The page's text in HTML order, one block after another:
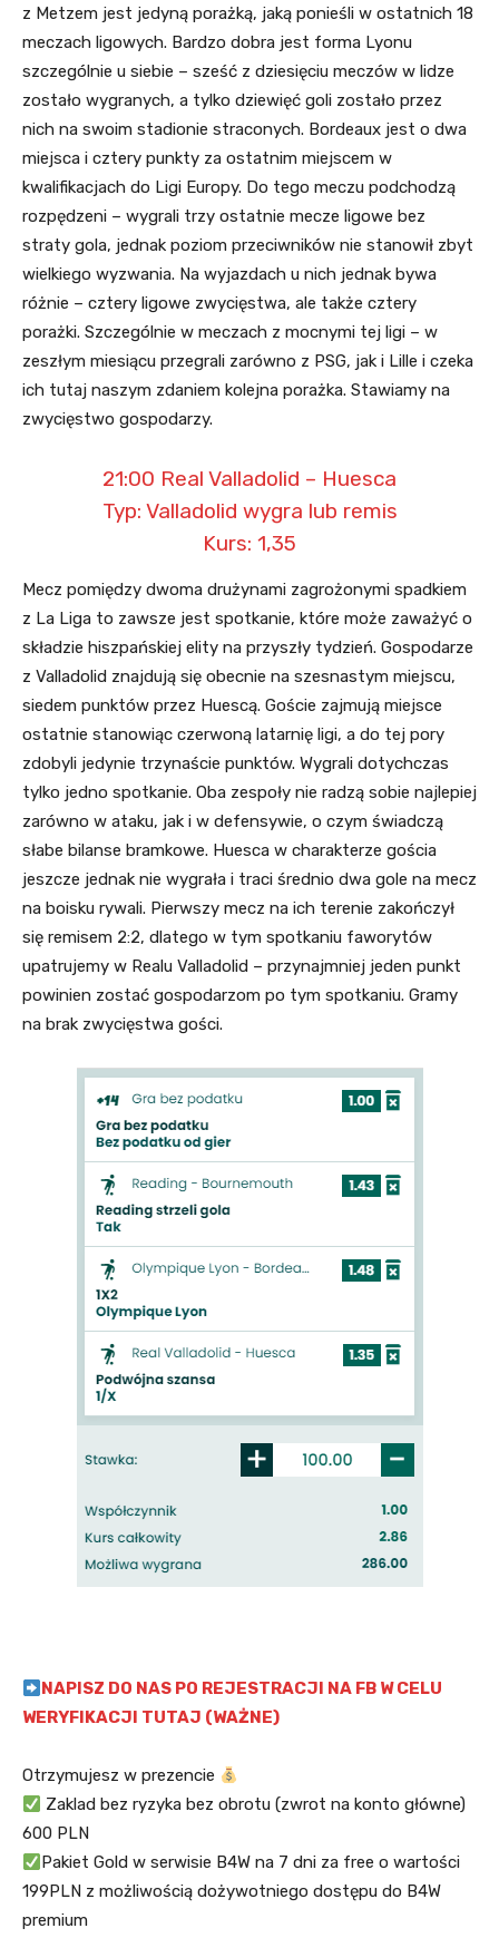
z Metzem jest jedyną porażką, jaką ponieśli w ostatnich 18
meczach ligowych. Bardzo dobra jest forma Lyonu
szczególnie u siebie – sześć z dziesięciu meczów w lidze
zostało wygranych, a tylko dziewięć goli zostało przez
nich na swoim stadionie straconych. Bordeaux jest o dwa
miejsca i cztery punkty za ostatnim miejscem w
kwalifikacjach do Ligi Europy. Do tego meczu podchodzą
rozpędzeni – wygrali trzy ostatnie mecze ligowe bez
straty gola, jednak poziom przeciwników nie stanowił zbyt
wielkiego wyzwania. Na wyjazdach u nich jednak bywa
różnie – cztery ligowe zwycięstwa, ale także cztery
porażki. Szczególnie w meczach z mocnymi tej ligi – w
zeszłym miesiącu przegrali zarówno z PSG, jak i Lille i czeka
ich tutaj naszym zdaniem kolejna porażka. Stawiamy na
zwycięstwo gospodarzy.
21:00 Real Valladolid – Huesca
Typ: Valladolid wygra lub remis
Kurs: 1,35
Mecz pomiędzy dwoma drużynami zagrożonymi spadkiem
z La Liga to zawsze jest spotkanie, które może zaważyć o
składzie hiszpańskiej elity na przyszły tydzień. Gospodarze
z Valladolid znajdują się obecnie na szesnastym miejscu,
siedem punktów przez Huescą. Goście zajmują miejsce
ostatnie stanowiąc czerwoną latarnię ligi, a do tej pory
zdobyli jedynie trzynaście punktów. Wygrali dotychczas
tylko jedno spotkanie. Oba zespoły nie radzą sobie najlepiej
zarówno w ataku, jak i w defensywie, o czym świadczą
słabe bilanse bramkowe. Huesca w charakterze gościa
jeszcze jednak nie wygrała i traci średnio dwa gole na mecz
na boisku rywali. Pierwszy mecz na ich terenie zakończył
się remisem 2:2, dlatego w tym spotkaniu faworytów
upatrujemy w Realu Valladolid – przynajmniej jeden punkt
powinien zostać gospodarzom po tym spotkaniu. Gramy
na brak zwycięstwa gości.
NAPISZ DO NAS PO REJESTRACJI NA FB W CELU
WERYFIKACJI TUTAJ (WAŻNE)
Otrzymujesz w prezencie
Zaklad bez ryzyka bez obrotu (zwrot na konto główne)
600 PLN
Pakiet Gold w serwisie B4W na 7 dni za free o wartości
199PLN z możliwością dożywotniego dostępu do B4W
premium